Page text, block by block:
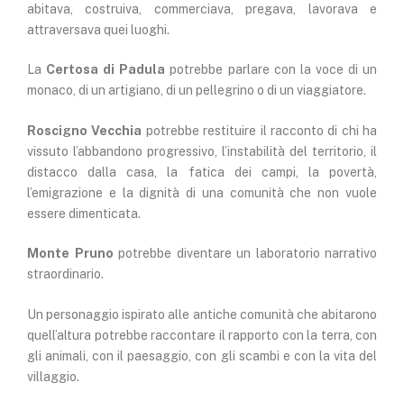
abitava, costruiva, commerciava, pregava, lavorava e
attraversava quei luoghi.
La Certosa di Padula potrebbe parlare con la voce di un
monaco, di un artigiano, di un pellegrino o di un viaggiatore.
Roscigno Vecchia potrebbe restituire il racconto di chi ha
vissuto l’abbandono progressivo, l’instabilità del territorio, il
distacco dalla casa, la fatica dei campi, la povertà,
l’emigrazione e la dignità di una comunità che non vuole
essere dimenticata.
Monte Pruno potrebbe diventare un laboratorio narrativo
straordinario.
Un personaggio ispirato alle antiche comunità che abitarono
quell’altura potrebbe raccontare il rapporto con la terra, con
gli animali, con il paesaggio, con gli scambi e con la vita del
villaggio.